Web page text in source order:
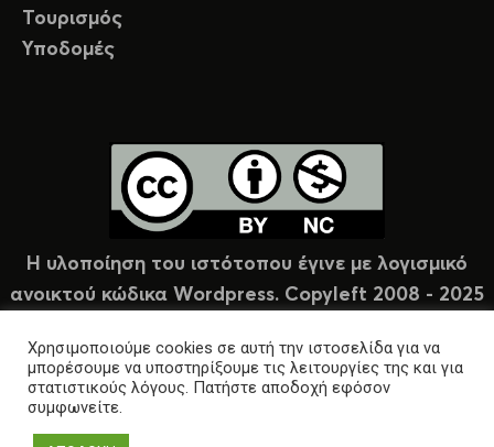
Τουρισμός
Υποδομές
Η υλοποίηση του ιστότοπου έγινε με λογισμικό
ανοικτού κώδικα Wordpress. Copyleft 2008 - 2025
Χρησιμοποιούμε cookies σε αυτή την ιστοσελίδα για να
μπορέσουμε να υποστηρίξουμε τις λειτουργίες της και για
στατιστικούς λόγους. Πατήστε αποδοχή εφόσον
συμφωνείτε.